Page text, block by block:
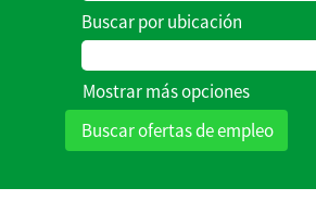
Buscar por ubicación
Mostrar más opciones